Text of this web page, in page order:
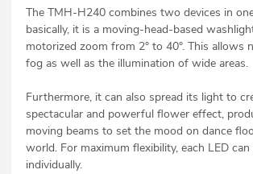
The TMH-H240 combines two devices in
basically, it is a moving-head-based
motorized zoom from 2° to 40°. This allows
fog as well as the illumination of wide areas.
Furthermore, it can also spread its light to
spectacular and powerful flower effect,
moving beams to set the mood on dance
world. For maximum flexibility, each LED
individually.